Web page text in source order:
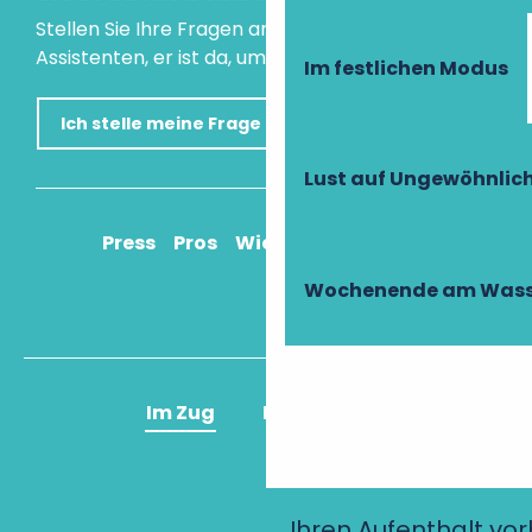
Im festlichen Modus
Lust auf
Wochenende am
Stellen Sie Ihre Fragen an unseren virtuellen
Assistenten, er ist da, um Ihnen zu helfen.
Ich stelle meine Frage
Press Pros Wie komme ich an?
Im Zug Im Flugzeug